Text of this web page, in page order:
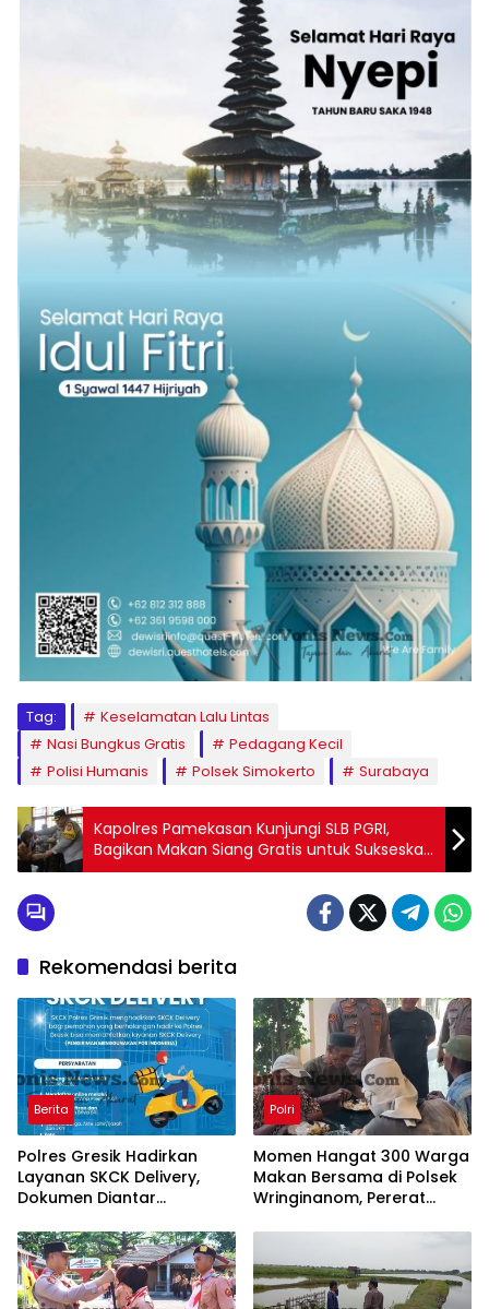
Tag:
Keselamatan Lalu Lintas
Nasi Bungkus Gratis
Pedagang Kecil
Polisi Humanis
Polsek Simokerto Surabaya
Kapolres Pamekasan Kunjungi SLB PGRI,
Bagikan Makan Siang Gratis untuk Sukseskan
Program Asta Cita
Rekomendasi berita
Berita
Polres Gresik Hadirkan
Layanan SKCK Delivery,
Dokumen Diantar
Pemohon
Polri
Momen Hangat 300 Warga
Makan Bersama di Polsek
Wringinanom, Pererat
Polri Dekat dengan
Masyarakat